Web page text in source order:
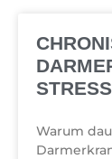
STRESS
Warum